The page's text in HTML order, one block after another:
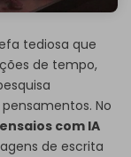
tediosa que
de tempo,
No
com IA
de escrita